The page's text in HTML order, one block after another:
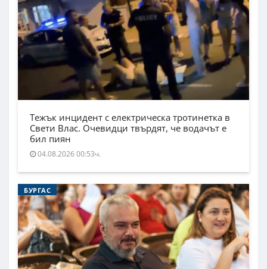
Тежък инцидент с електрическа тротинетка в
Свети Влас. Очевидци твърдят, че водачът е
бил пиян
04.08.2026 00:53ч.
БУРГАС